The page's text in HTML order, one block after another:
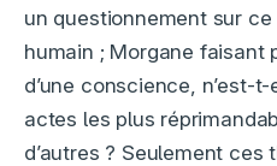
un questionnement sur
humain ; Morgane faisant
d’une conscience, n’est-
actes les plus
d’autres ? Seulement